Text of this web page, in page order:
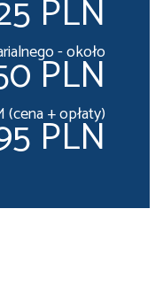
PLN
- około
PLN
(cena + opłaty)
PLN